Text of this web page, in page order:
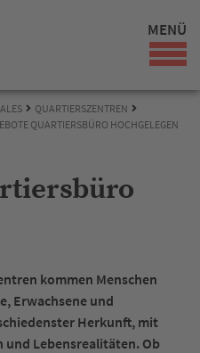
MENÜ
QUARTIERSZENTREN
QUARTIERSBÜRO HOCHGELEGEN
kommen Menschen
Erwachsene und
Herkunft, mit
Lebensrealitäten. Ob